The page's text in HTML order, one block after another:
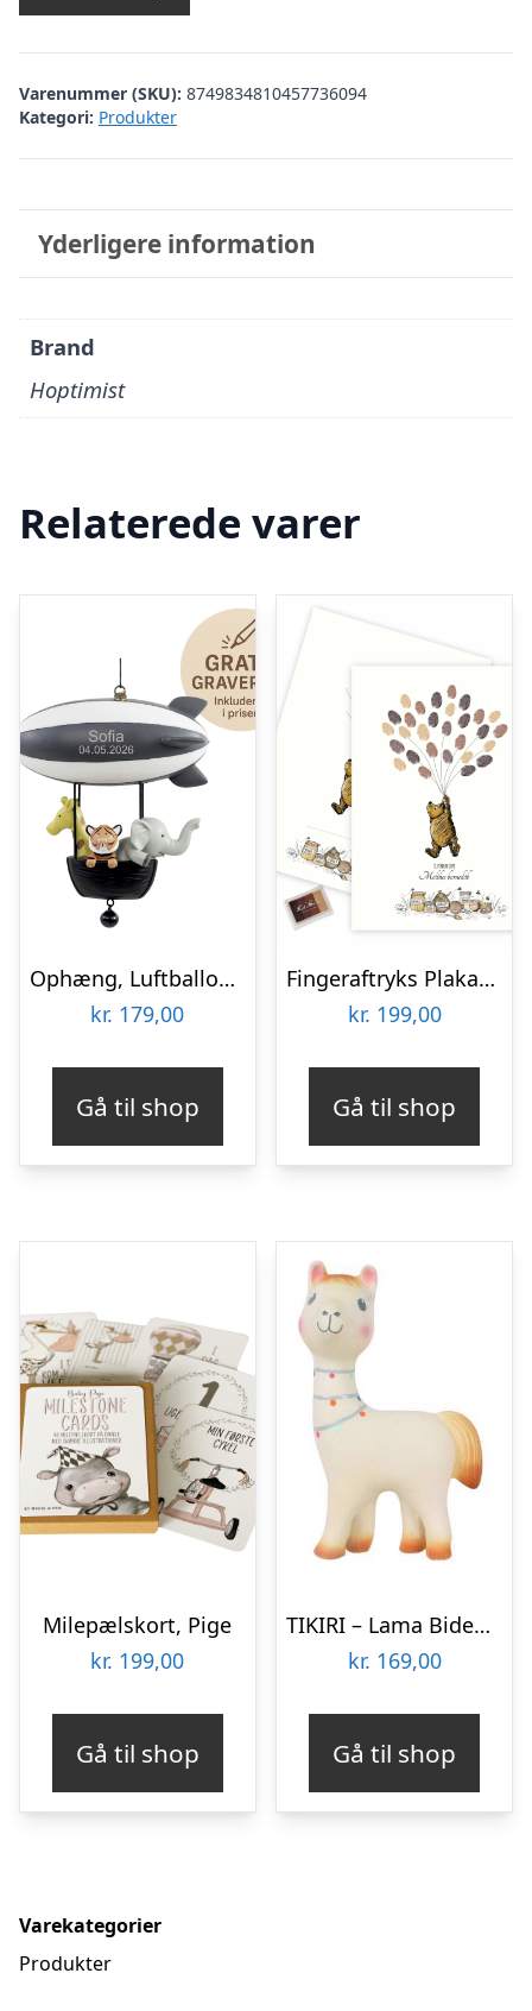
Varenummer (SKU): 8749834810457736094
Kategori: Produkter
Yderligere information
Brand
Hoptimist
Relaterede varer
Ophæng, Luftballon, Noahs Ark
kr. 179,00
Gå til shop
Fingeraftryks Plakat – Peter Plys med Ballon, Brun
kr. 199,00
Gå til shop
Milepælskort, Pige
kr. 199,00
Gå til shop
TIKIRI – Lama Bidedyr i Naturgummi
kr. 169,00
Gå til shop
Varekategorier
Produkter